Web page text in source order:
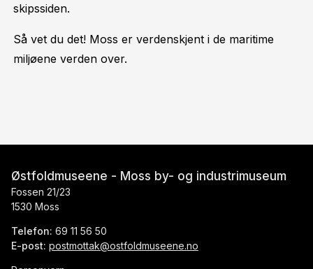
skipssiden.
Så vet du det! Moss er verdenskjent i de maritime
miljøene verden over.
Østfoldmuseene - Moss by- og industrimuseum
Fossen 21/23
1530 Moss
Telefon: 69 11 56 50
E-post: postmottak@ostfoldmuseene.no